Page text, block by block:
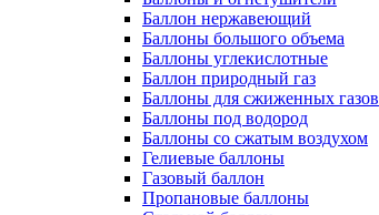
Баллон нержавеющий
Баллоны большого объема
Баллоны углекислотные
Баллон природный газ
Баллоны для сжиженных газов
Баллоны под водород
Баллоны со сжатым воздухом
Гелиевые баллоны
Газовый баллон
Пропановые баллоны